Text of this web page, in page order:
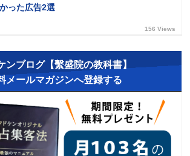
かった広告2選
156 Views
ンブログ【繫盛院の教科書】
メールマガジンへ登録する